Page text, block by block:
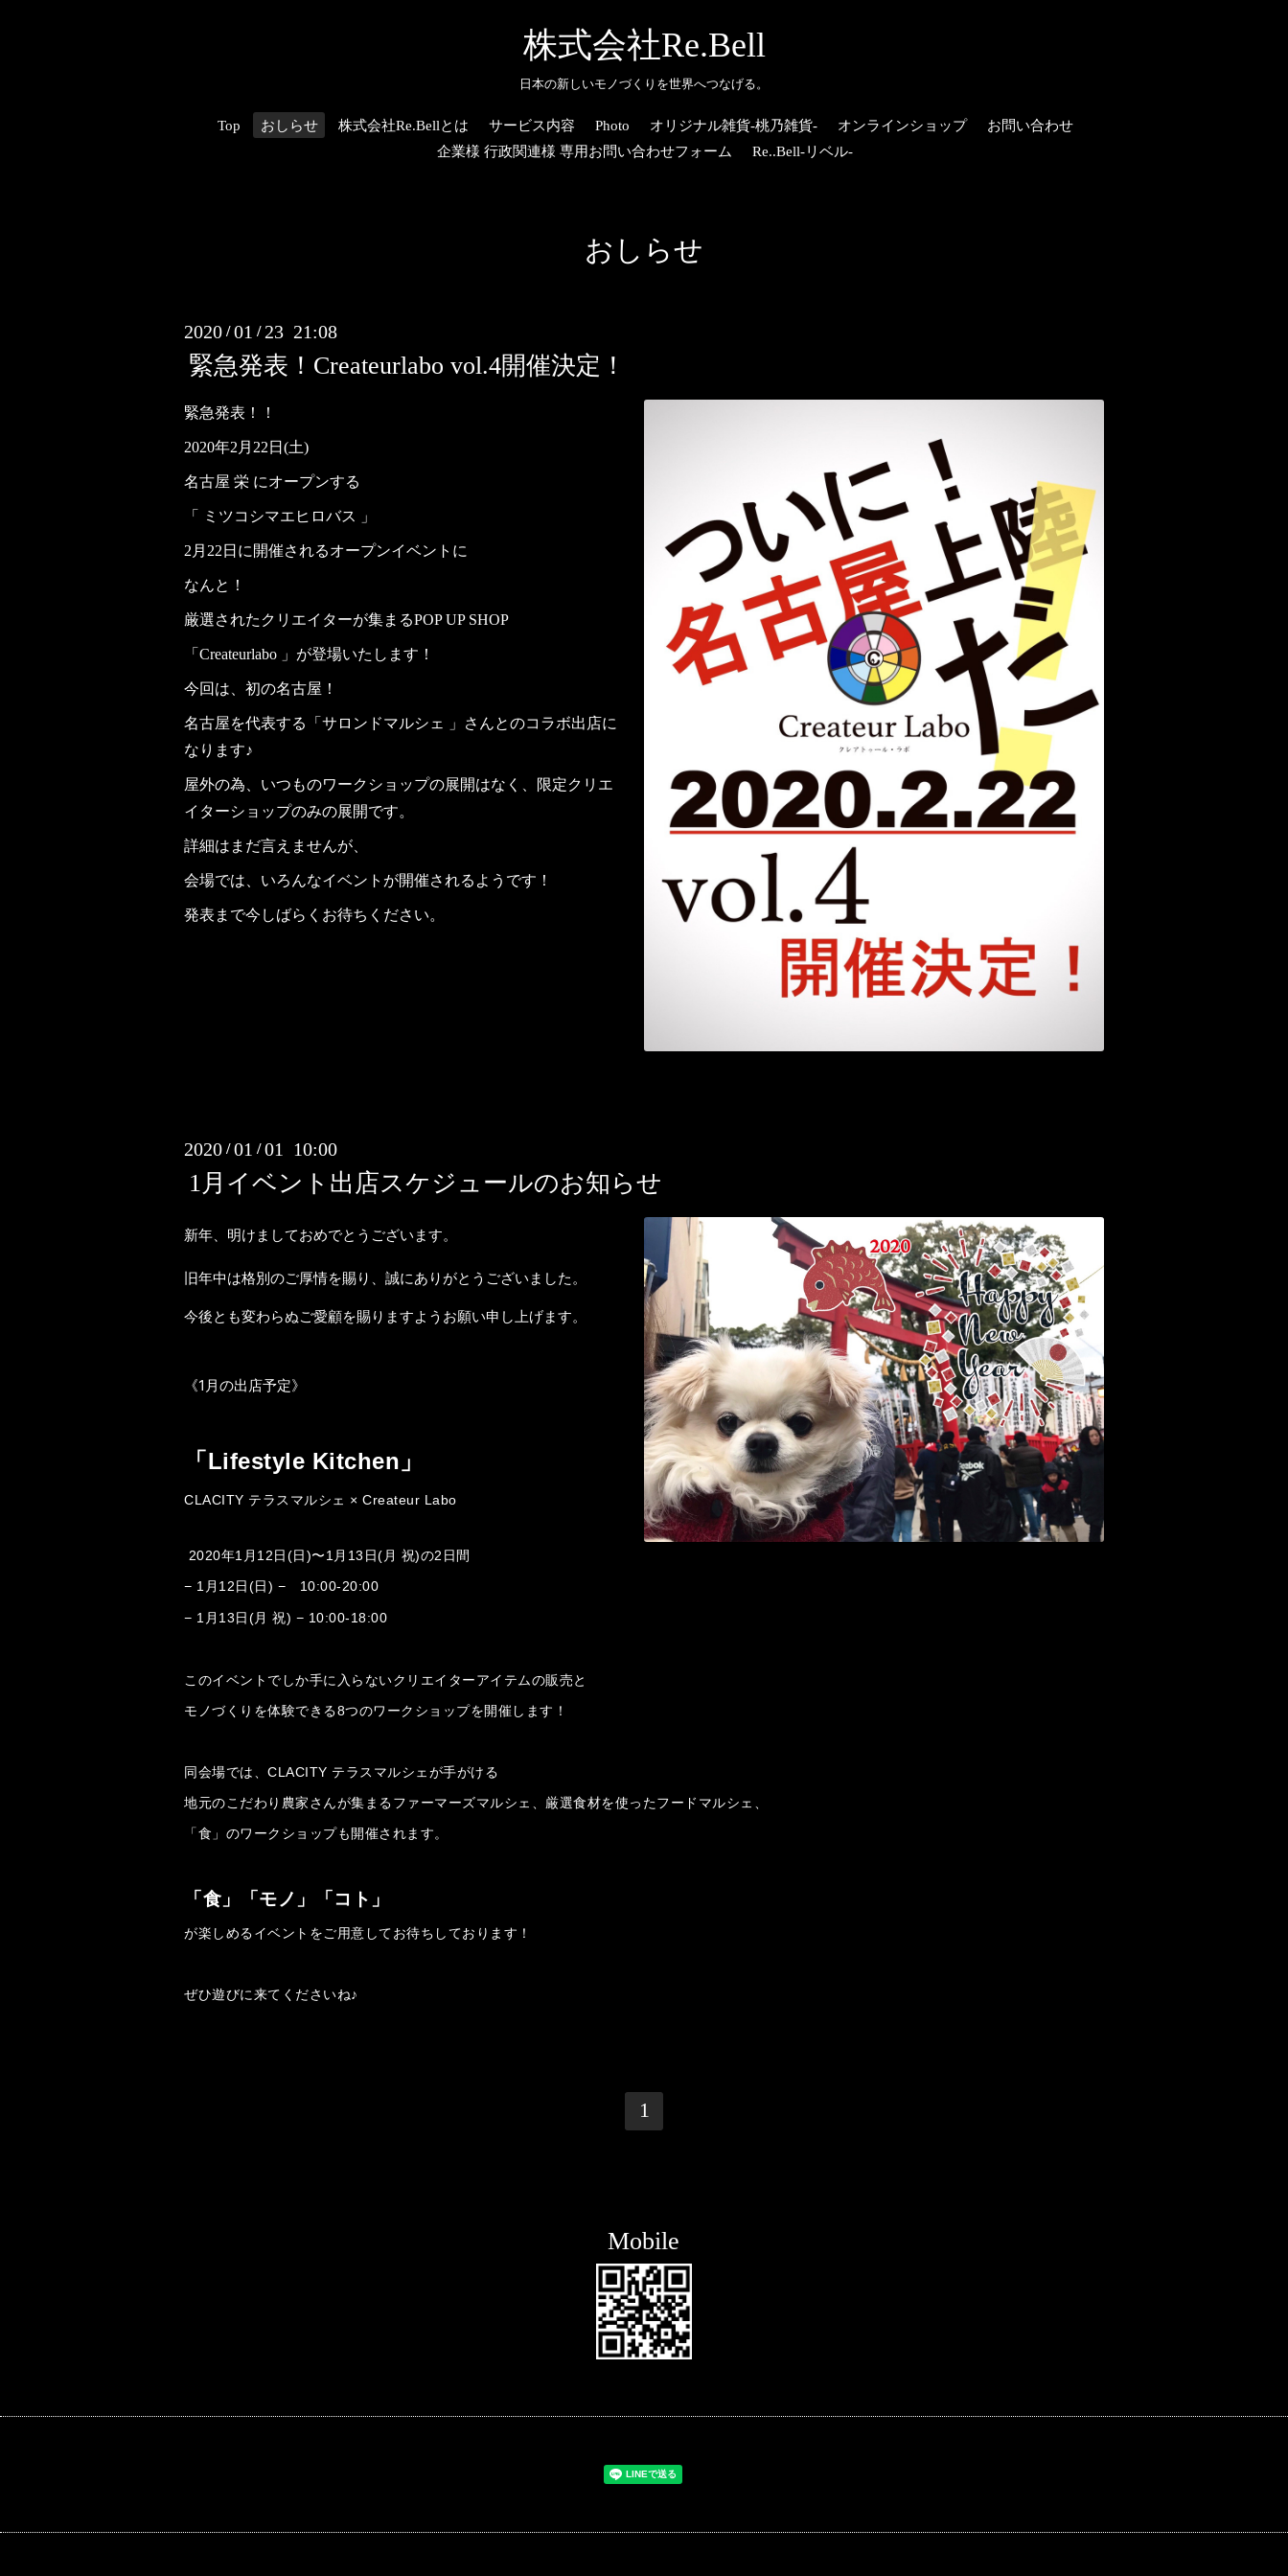
株式会社Re.Bell
日本の新しいモノづくりを世界へつなげる。
Top おしらせ 株式会社Re.Bellとは サービス内容 Photo オリジナル雑貨-桃乃雑貨- オンラインショップ
お問い合わせ
企業様 行政関連様 専用お問い合わせフォーム
Re..Bell-リベル-
おしらせ
2020 /01 / 23 21:08
緊急発表！Createurlabo vol.4開催決定！
緊急発表！！
2020年2月22日(土)
名古屋 栄 にオープンする
「 ミツコシマエヒロバス 」
2月22日に開催されるオープンイベントに
なんと！
厳選されたクリエイターが集まるPOP UP SHOP
「Createurlabo 」が登場いたします！
今回は、初の名古屋！
名古屋を代表する「サロンドマルシェ 」さんとのコラボ出店に
なります♪
屋外の為、いつものワークショップの展開はなく、限定クリエ
イターショップのみの展開です。
詳細はまだ言えませんが、
会場では、いろんなイベントが開催されるようです！
発表まで今しばらくお待ちください。
2020 /01 /01 10:00
1月イベント出店スケジュールのお知らせ
新年、明けましておめでとうございます。
旧年中は格別のご厚情を賜り、誠にありがとうございました。
今後とも変わらぬご愛顧を賜りますようお願い申し上げます。
《1月の出店予定》
「Lifestyle Kitchen 」
CLACITY テラスマルシェ × Createur Labo
2020年1 月 12日(日)〜1 月 13 日( 月 祝)の2 日間
− 1 月 12日(日) − 10:00-20:00
− 1 月 13日(月 祝) − 10:00-18:00
このイベントでしか手に入らないクリエイターアイテムの販売と
モノづくりを体験できる8つのワークショップを開催します！
同会場では、 CLACITY テラスマルシェが手がける
地元のこだわり農家さんが集まるファーマーズマルシェ、厳選食材を使ったフードマルシェ、
「食」のワークショップも開催されます。
「食」「モノ」「コト」
が楽しめるイベントをご用意してお待ちしております！
ぜひ遊びに来てくださいね♪
1
Mobile